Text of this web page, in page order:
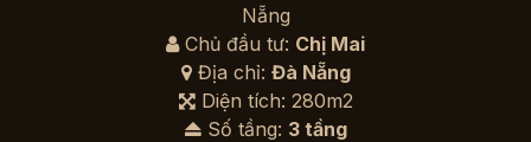
Nẵng
Chủ đầu tư: Chị Mai
Địa chỉ: Đà Nẵng
Diện tích: 280m2
Số tầng: 3 tầng